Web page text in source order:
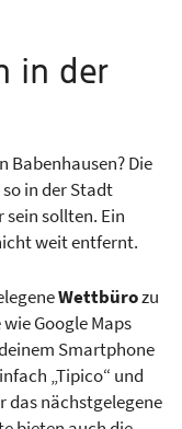
in der
Babenhausen? Die
in der Stadt
sollten. Ein
weit entfernt.
Wettbürozu
Google Maps
Smartphone
„Tipico“ und
das nächstgelegene